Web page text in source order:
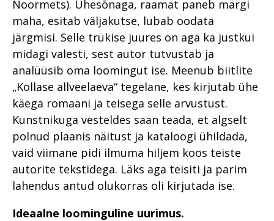
Noormets). Ühesõnaga, raamat paneb märgi
maha, esitab väljakutse, lubab oodata
järgmisi. Selle trükise juures on aga ka justkui
midagi valesti, sest autor tutvustab ja
analüüsib oma loomingut ise. Meenub biitlite
„Kollase allveelaeva“ tegelane, kes kirjutab ühe
käega romaani ja teisega selle arvustust.
Kunstnikuga vesteldes saan teada, et algselt
polnud plaanis näitust ja kataloogi ühildada,
vaid viimane pidi ilmuma hiljem koos teiste
autorite tekstidega. Läks aga teisiti ja parim
lahendus antud olukorras oli kirjutada ise.
Ideaalne loominguline uurimus.